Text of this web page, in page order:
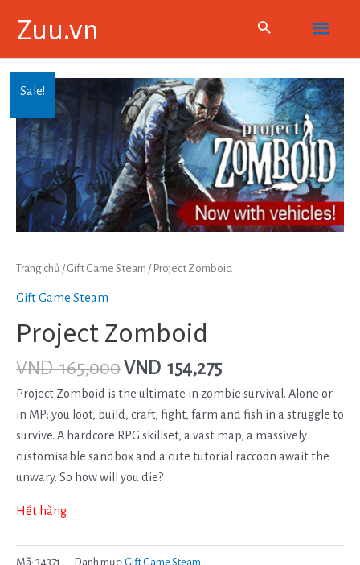
Zuu.vn
Main
Menu
Sale!
Trang chủ /Gift Game Steam / Project Zomboid
Gift Game Steam
Project Zomboid
VND165,000VND 154,275
Project Zomboid is the ultimate in zombie survival. Alone or
in MP: you loot, build, craft, fight, farm and fish in a struggle to
survive. A hardcore RPG skillset, a vast map, a massively
customisable sandbox and a cute tutorial raccoon await the
unwary. So how will you die?
Hết hàng
Mã: 34371 Danh mục: Gift Game Steam